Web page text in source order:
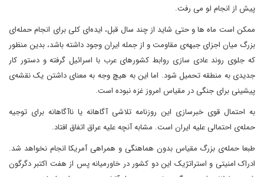
پیش از انجام لو می رفت.
ممکن است ماه ها و حتی شاید از چند سال قبل، ایدەای کلی برای انجام حملەای
بزرگ میان اجزای جبهەی مقاومت و از جمله ایران وجود داشتە باشد، بدین منظور
که جلوی روند عادی سازی روابط کشورهای عرب با اسرائیل گرفته و دستور کار
جدیدی به منطقه تحمیل شود. اما این به هیچ وجه به معنای داشتن یک نقشەی
پیشینی برای جنگی در مقیاس امروز غزه نبوده است.
به احتمال قوی خبرسازی این روزنامه تلاشی آگاهانه یا ناآگاهانه برای توجیه
حملەی احتمالی علیه ایران است. مشابه آنچه علیه عراق اتفاق افتاد.
طبعا حملەی بزرگ مقیاس بدون هماهنگی و همراهی آمریکا انجام نخواهد شد.
ادراک امنیتی و استراتژیک این دو کشور در خاورمیانه پس از هفت اکتبر دگرگون